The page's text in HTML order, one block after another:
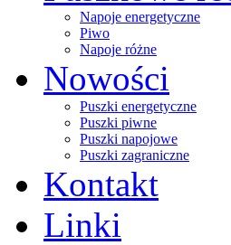
Napoje energetyczne
Piwo
Napoje różne
Nowości
Puszki energetyczne
Puszki piwne
Puszki napojowe
Puszki zagraniczne
Kontakt
Linki